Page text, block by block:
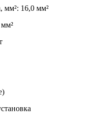
мм²: 16,0 мм²